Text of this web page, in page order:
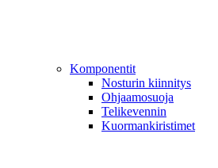
Komponentit
Nosturin kiinnitys
Ohjaamosuoja
Telikevennin
Kuormankiristimet